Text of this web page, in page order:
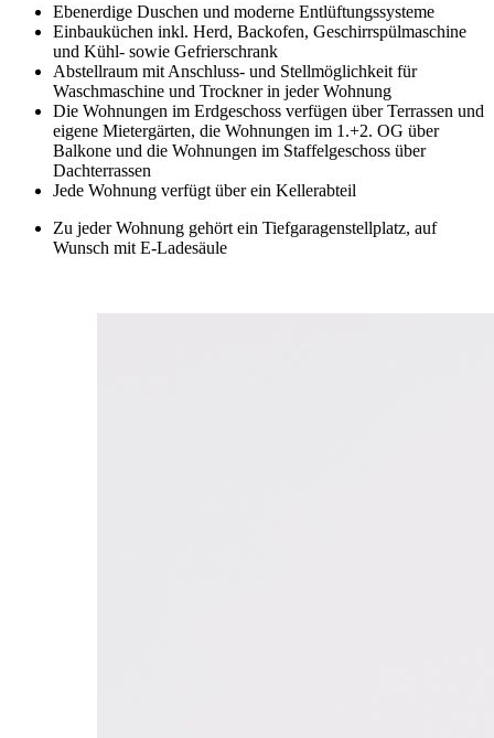
Ebenerdige Duschen und moderne Entlüftungssysteme
Einbauküchen inkl. Herd, Backofen, Geschirrspülmaschine
und Kühl- sowie Gefrierschrank
Abstellraum mit Anschluss- und Stellmöglichkeit für
Waschmaschine und Trockner in jeder Wohnung
Die Wohnungen im Erdgeschoss verfügen über Terrassen und
eigene Mietergärten, die Wohnungen im 1.+2. OG über
Balkone und die Wohnungen im Staffelgeschoss über
Dachterrassen
Jede Wohnung verfügt über ein Kellerabteil
Zu jeder Wohnung gehört ein Tiefgaragenstellplatz, auf
Wunsch mit E-Ladesäule